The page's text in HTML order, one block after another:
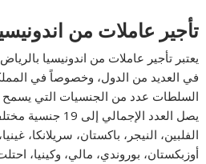
تأجير عاملات من
يعتبر تأجير عاملات من اندونيسيا
في العديد من الدول، وخصوصاً في
السلطات عدد من الجنسيات التي يسمح
يصل العدد
الفلبين، النيجر، باكستان، سريلانكا،
أوزبكستان، بوروندي، مالي، وكينيا،